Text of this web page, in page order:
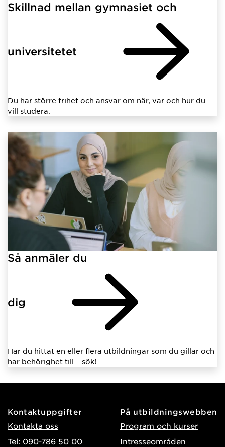
Skillnad mellan gymnasiet och
universitetet
Du har större frihet och ansvar om när, var och hur du
vill studera.
Så anmäler du
dig
Har du hittat en eller flera utbildningar som du gillar och
har behörighet till – sök!
Kontaktuppgifter
Kontakta oss
Tel: 090-786 50 00
På utbildningswebben
Program och kurser
Intresseområden